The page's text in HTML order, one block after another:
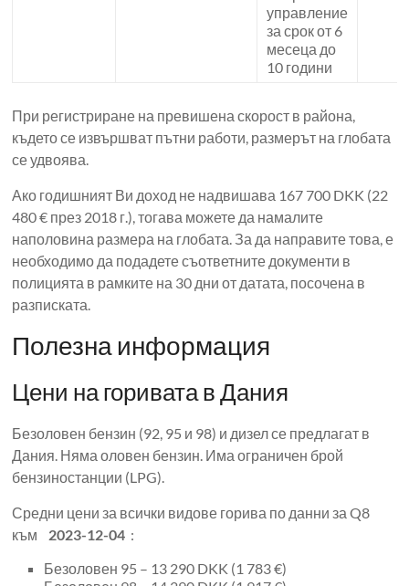
управление
за срок от 6
месеца до
10 години
При регистриране на превишена скорост в района,
където се извършват пътни работи, размерът на глобата
се удвоява.
Ако годишният Ви доход не надвишава 167 700 DKK (22
480 € през 2018 г.), тогава можете да намалите
наполовина размера на глобата. За да направите това, е
необходимо да подадете съответните документи в
полицията в рамките на 30 дни от датата, посочена в
разписката.
Полезна информация
Цени на горивата в Дания
Безоловен бензин (92, 95 и 98) и дизел се предлагат в
Дания. Няма оловен бензин. Има ограничен брой
бензиностанции (LPG).
Средни цени за всички видове горива по данни за Q8
към 2023-12-04 :
Безоловен 95 – 13 290 DKK (1 783 €)